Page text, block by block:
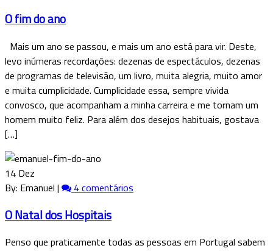
O fim do ano
Mais um ano se passou, e mais um ano está para vir. Deste,
levo inúmeras recordações: dezenas de espectáculos, dezenas
de programas de televisão, um livro, muita alegria, muito amor
e muita cumplicidade. Cumplicidade essa, sempre vivida
convosco, que acompanham a minha carreira e me tornam um
homem muito feliz. Para além dos desejos habituais, gostava
[…]
14 Dez
By: Emanuel |
4 comentários
O Natal dos Hospitais
Penso que praticamente todas as pessoas em Portugal sabem